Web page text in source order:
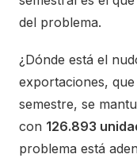
del problema.
¿Dónde está el
exportaciones,
semestre, se
con 126.893
problema está